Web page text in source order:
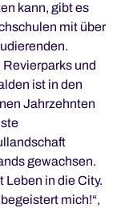
kann, gibt es
mit über
und
ist in den
Jahrzehnten
gewachsen.
Leben in die City.
mich!“,